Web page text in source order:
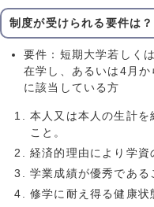
制度が受けられる要件は？
要件：短期大学若しく
在学し、あるいは4月
に該当している方
本人又は本人の生計を
こと。
経済的理由により学資
学業成績が優秀である
修学に耐え得る健康状